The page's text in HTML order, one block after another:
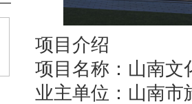
项目介绍
项目名称：山南文
业主单位：山南市